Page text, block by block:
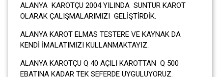
ALANYA KAROTÇU 2004 YILINDA SUNTUR KAROT
OLARAK ÇALIŞMALARIMIZI GELİŞTİRDİK.
ALANYA KAROT ELMAS TESTERE VE KAYNAK DA
KENDİ İMALATIMIZI KULLANMAKTAYIZ.
ALANYA KAROTÇU Q 40 AÇILI KAROTTAN Q 500
EBATINA KADAR TEK SEFERDE UYGULUYORUZ.